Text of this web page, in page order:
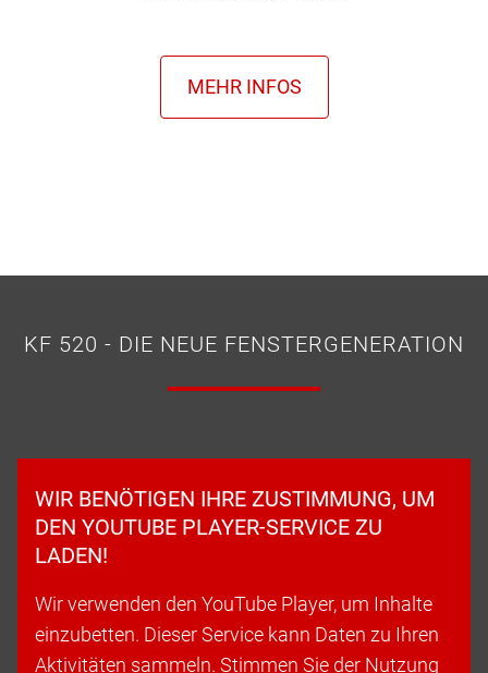
KF 520 - DIE NEUE FENSTERGENERATION
WIR BENÖTIGEN IHRE ZUSTIMMUNG, UM
DEN YOUTUBE PLAYER-SERVICE ZU
LADEN!
Wir verwenden den YouTube Player, um Inhalte
einzubetten. Dieser Service kann Daten zu Ihren
Aktivitäten sammeln. Stimmen Sie der Nutzung